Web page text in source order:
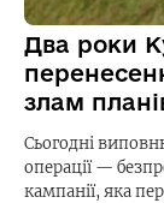
Два роки
злам
Сьогодні
операції —
кампанії, яка